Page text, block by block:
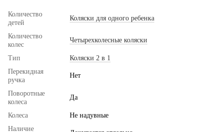
Количество
детей
Коляски для одного ребенка
Количество
колес
Четырехколесные коляски
Тип
Коляски 2 в 1
Перекидная
ручка
Нет
Поворотные
колеса
Да
Колеса
Не надувные
Наличие